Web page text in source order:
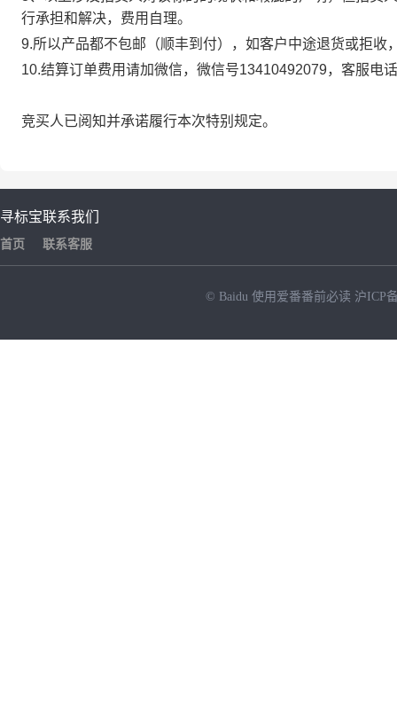
行承担和解决，费用自理。
9.所以产品都不包邮（顺丰到付），如客户中途退货或拒收
10.结算订单费用请加微信，微信号13410492079，客服电
竞买人已阅知并承诺履行本次特别规定。
寻标宝
首页
联系我们
联系客服
© Baidu 使用爱番番前必读 沪ICP